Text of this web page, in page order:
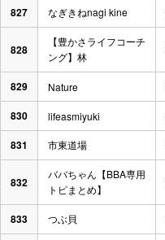
827 なぎきねnagi kine
828
【豊かさライフコーチ
ング】林
829 Nature
830 lifeasmiyuki
831 市東道場
832
ババちゃん【BBA専用
トピまとめ】
833 つぶ貝